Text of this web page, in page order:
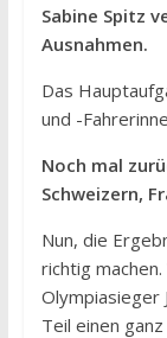
Sabine Spitz
Ausnahmen.
Das
und -
Noch mal
Schweizern,
Nun, die
richtig
Olympiasieger
Teil einen